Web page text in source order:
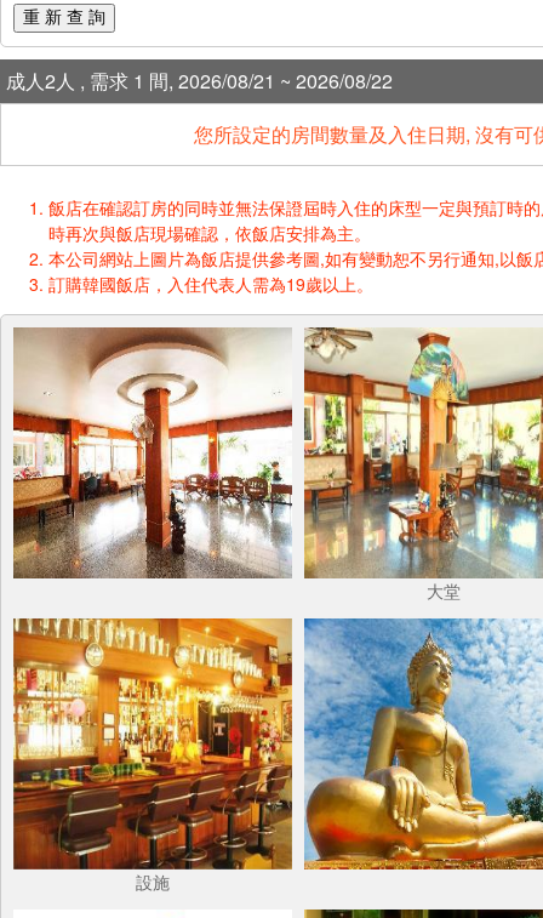
重 新 查 詢
成人2人 , 需求 1 間, 2026/08/21 ~ 2026/08/22
您所設定的房間數量及入住日期, 沒有
飯店在確認訂房的同時並無法保證屆時入住的床型一定與預訂時
時再次與飯店現場確認，依飯店安排為主。
本公司網站上圖片為飯店提供參考圖,如有變動恕不另行通知,以飯
訂購韓國飯店，入住代表人需為19歲以上。
大堂
設施